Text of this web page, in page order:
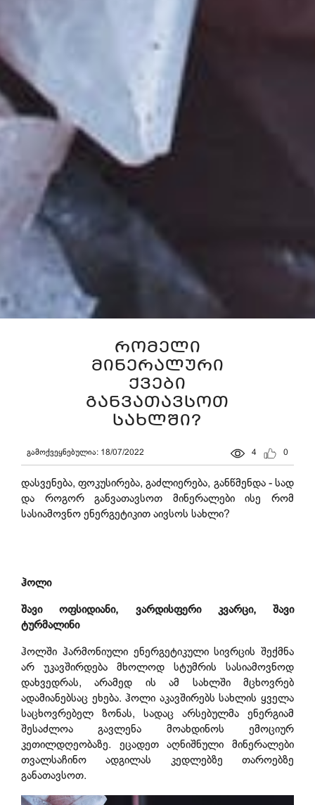
რომელი
მინერალური
ქვები
განვათავსოთ
სახლში?
გამოქვეყნებულია: 18/07/2022 4 0
დასვენება, ფოკუსირება, გაძლიერება, განწმენდა - სად
და როგორ განვათავსოთ მინერალები ისე რომ
სასიამოვნო ენერგეტიკით აივსოს სახლი?
ჰოლი
შავი ოფსიდიანი, ვარდისფერი კვარცი, შავი
ტურმალინი
ჰოლში ჰარმონიული ენერგეტიკული სივრცის შექმნა
არ უკავშირდება მხოლოდ სტუმრის სასიამოვნოდ
დახვედრას, არამედ ის ამ სახლში მცხოვრებ
ადამიანებსაც ეხება. ჰოლი აკავშირებს სახლის ყველა
საცხოვრებელ ზონას, სადაც არსებულმა ენერგიამ
შესაძლოა გავლენა მოახდინოს ემოციურ
კეთილდღეობაზე. ეცადეთ აღნიშნული მინერალები
თვალსაჩინო ადგილას კედლებზე თაროებზე
განათავსოთ.